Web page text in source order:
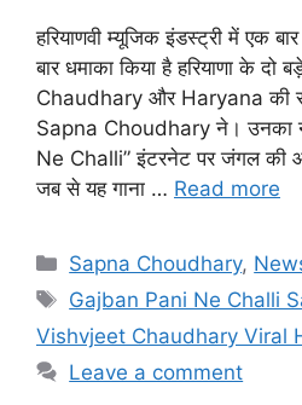
हरियाणवी म्यूजिक इंडस्ट्री में एक
बार धमाका किया है हरियाणा के
Chaudhary और Haryana की
Sapna Choudhary ने। उनका
Ne Challi” इंटरनेट पर जंगल की
जब से यह गाना … Read more
Categories
Sapna Choudhary,
Tags
Gajban Pani Ne Challi
Vishvjeet Chaudhary Viral
Leave a comment